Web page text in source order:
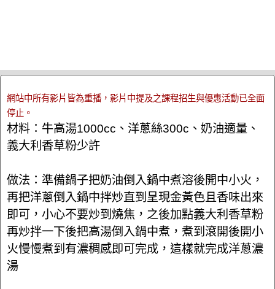
網站中所有影片皆為重播，影片中提及之課程招生與優惠活動已全面
停止。
材料：牛高湯1000cc、洋蔥絲300c、奶油適量、
義大利香草粉少許
做法：準備鍋子把奶油倒入鍋中煮溶後開中小火，
再把洋蔥倒入鍋中拌炒直到呈現金黃色且香味出來
即可，小心不要炒到燒焦，之後加點義大利香草粉
再炒拌一下後把高湯倒入鍋中煮，煮到滾開後開小
火慢慢煮到有濃稠感即可完成，這樣就完成洋蔥濃
湯